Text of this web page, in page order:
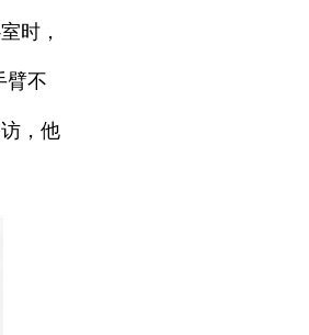
时，
臂不
，他